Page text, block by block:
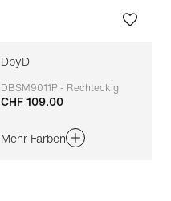
DbyD
DBSM9011P - Rechteckig
Anpassbar
CHF 109.00
Mehr Farben